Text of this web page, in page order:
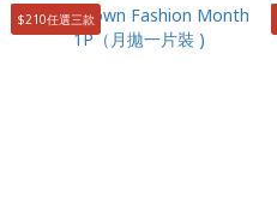
$210任選三款